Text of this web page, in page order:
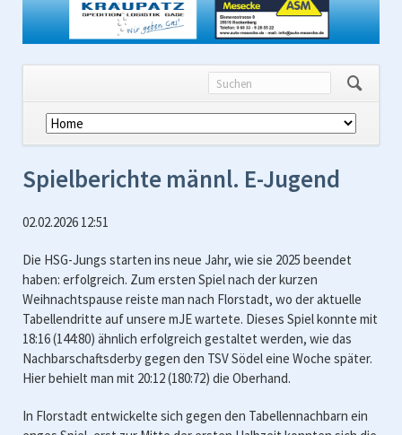
Navigation
überspringen
Spielberichte männl. E-Jugend
02.02.2026 12:51
Die HSG-Jungs starten ins neue Jahr, wie sie 2025 beendet
haben: erfolgreich. Zum ersten Spiel nach der kurzen
Weihnachtspause reiste man nach Florstadt, wo der aktuelle
Tabellendritte auf unsere mJE wartete. Dieses Spiel konnte mit
18:16 (144:80) ähnlich erfolgreich gestaltet werden, wie das
Nachbarschaftsderby gegen den TSV Södel eine Woche später.
Hier behielt man mit 20:12 (180:72) die Oberhand.
In Florstadt entwickelte sich gegen den Tabellennachbarn ein